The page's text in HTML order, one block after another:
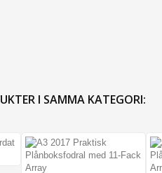
iPhone XS Max
iPhone X
I SAMMA KATEGORI: